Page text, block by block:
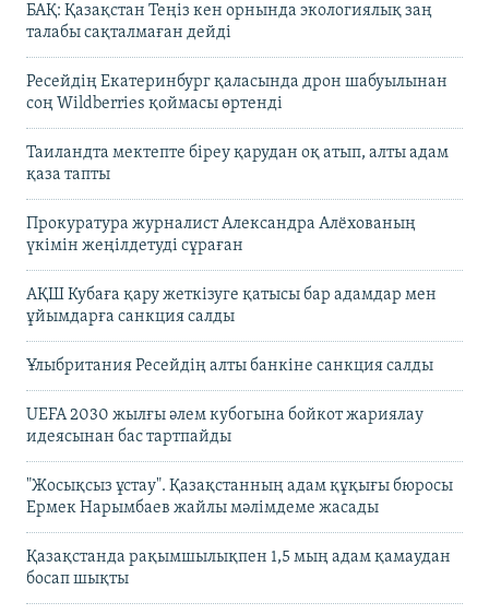
БАҚ: Қазақстан Теңіз кен орнында экологиялық заң
талабы сақталмаған дейді
Ресейдің Екатеринбург қаласында дрон шабуылынан
соң Wildberries қоймасы өртенді
Таиландта мектепте біреу қарудан оқ атып, алты адам
қаза тапты
Прокуратура журналист Александра Алёхованың
үкімін жеңілдетуді сұраған
АҚШ Кубаға қару жеткізуге қатысы бар адамдар мен
ұйымдарға санкция салды
Ұлыбритания Ресейдің алты банкіне санкция салды
UEFA 2030 жылғы әлем кубогына бойкот жариялау
идеясынан бас тартпайды
"Жосықсыз ұстау". Қазақстанның адам құқығы бюросы
Ермек Нарымбаев жайлы мәлімдеме жасады
Қазақстанда рақымшылықпен 1,5 мың адам қамаудан
босап шықты